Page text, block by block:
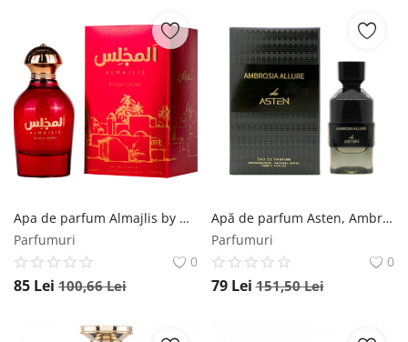
Apa de parfum Almajlis by Gulf Orchid, unisex - 110ml Gulf Orchid
Parfumuri
0
85 Lei 100,66Lei
Apă de parfum Asten, Ambrosia Allure, unisex, 100ml Asten
Parfumuri
0
79 Lei 151,50Lei